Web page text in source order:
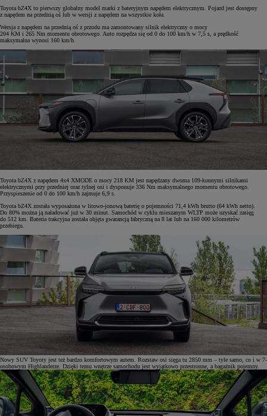
Toyota bZ4X to pierwszy globalny model marki z bateryjnym napędem elektrycznym. Pojazd jest dostępny
z napędem na przednią oś lub w wersji z napędem na wszystkie koła.
Wersja z napędem na przednią oś z przodu ma zamontowany silnik elektryczny o mocy
204 KM i 265 Nm momentu obrotowego. Auto rozpędza się od 0 do 100 km/h w 7,5 s, a prędkość
maksymalna wynosi 160 km/h.
Toyota bZ4X z napędem 4x4 XMODE o mocy 218 KM jest napędzany dwoma 109-konnymi silnikami
elektrycznymi przy przedniej oraz tylnej osi i dysponuje 336 Nm maksymalnego momentu obrotowego.
Przyspieszenie od 0 do 100 km/h zajmuje 6,9 s.
Toyota bZ4X została wyposażona w litowo-jonową baterię o pojemności 71,4 kWh brutto (64 kWh netto).
Do 80% można ją naładować już w 30 minut. Samochód w cyklu mieszanym WLTP może uzyskać zasięg
do 512 km. Bateria trakcyjna została objęta gwarancją fabryczną na 8 lat lub na 160 000 kilometrów
przebiegu.
Nowy SUV Toyoty jest też bardzo komfortowym autem. Rozstaw osi sięga tu 2850 mm – tyle samo, co i w 7-
osobowym Highlanderze. Dzięki temu wnętrze samochodu jest wyjątkowo przestronne, a bagażnik pojemny.